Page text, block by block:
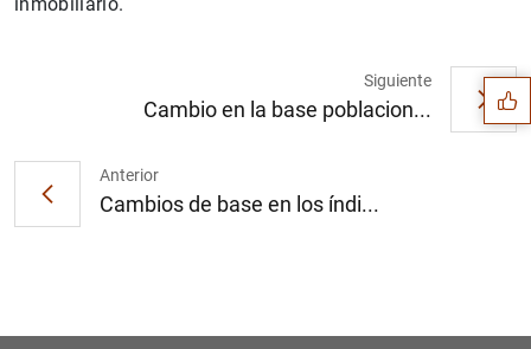
Anterior
Cambios de base en los índi...
Siguiente
Cambio en la base poblacion...
Sugerencias